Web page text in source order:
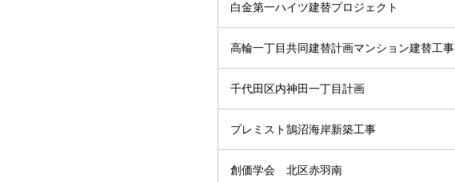
白金第一ハイツ建替プロジェクト
高輪一丁目共同建替計画マンション建替工事
千代田区内神田一丁目計画
プレミスト鵠沼海岸新築工事
創価学会 北区赤羽南